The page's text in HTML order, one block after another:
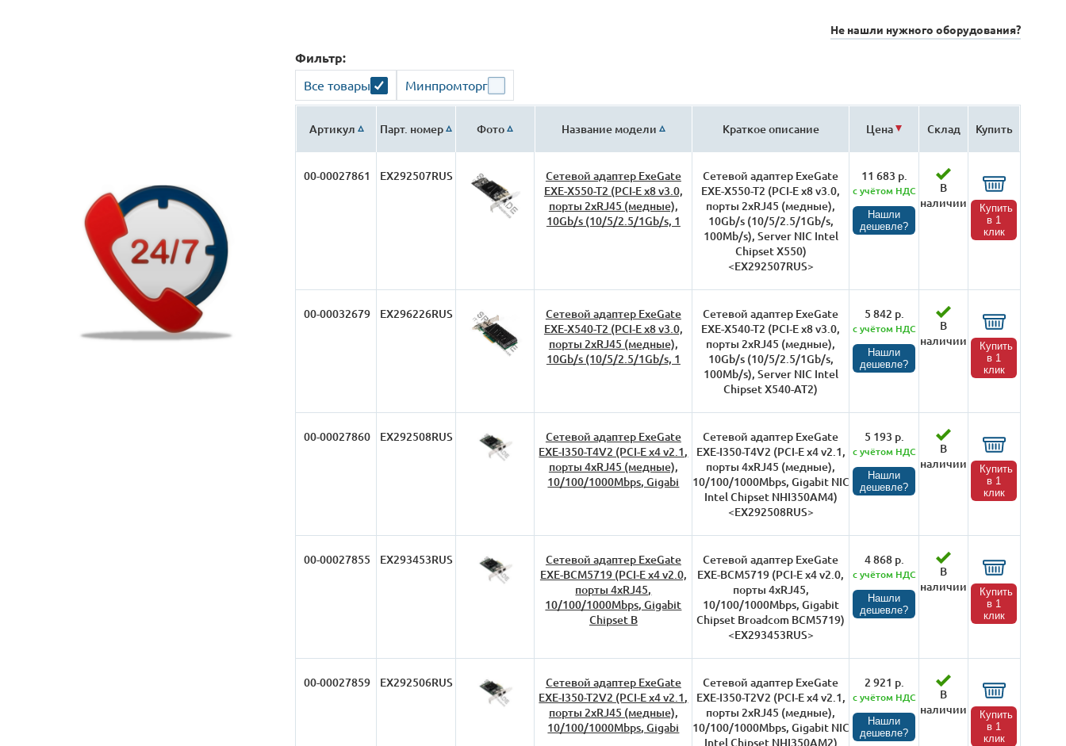
Не нашли нужного оборудования?
Фильтр:
Все товары Минпромторг
Артикул Парт. номер Фото Название модели Краткое описание Цена Склад Купить
00-00027861 EX292507RUS
Сетевой адаптер ExeGate
EXE-X550-T2 (PCI-E x8 v3.0,
порты 2xRJ45 (медные),
10Gb/s (10/5/2.5/1Gb/s, 1
Сетевой адаптер ExeGate
EXE-X550-T2 (PCI-E x8 v3.0,
порты 2xRJ45 (медные),
10Gb/s (10/5/2.5/1Gb/s,
100Mb/s), Server NIC Intel
Chipset X550)
<EX292507RUS>
11 683 р.
с учётом НДС
Нашли
дешевле?
В
наличии
Купить
в 1
клик
00-00032679 EX296226RUS
Сетевой адаптер ExeGate
EXE-X540-T2 (PCI-E x8 v3.0,
порты 2xRJ45 (медные),
10Gb/s (10/5/2.5/1Gb/s, 1
Сетевой адаптер ExeGate
EXE-X540-T2 (PCI-E x8 v3.0,
порты 2xRJ45 (медные),
10Gb/s (10/5/2.5/1Gb/s,
100Mb/s), Server NIC Intel
Chipset X540-AT2)
5 842 р.
с учётом НДС
Нашли
дешевле?
В
наличии
Купить
в 1
клик
00-00027860 EX292508RUS
Сетевой адаптер ExeGate
EXE-I350-T4V2 (PCI-E x4 v2.1,
порты 4xRJ45 (медные),
10/100/1000Mbps, Gigabi
Сетевой адаптер ExeGate
EXE-I350-T4V2 (PCI-E x4 v2.1,
порты 4xRJ45 (медные),
10/100/1000Mbps, Gigabit NIC
Intel Chipset NHI350AM4)
<EX292508RUS>
5 193 р.
с учётом НДС
Нашли
дешевле?
В
наличии
Купить
в 1
клик
00-00027855 EX293453RUS
Сетевой адаптер ExeGate
EXE-BCM5719 (PCI-E x4 v2.0,
порты 4xRJ45,
10/100/1000Mbps, Gigabit
Chipset B
Сетевой адаптер ExeGate
EXE-BCM5719 (PCI-E x4 v2.0,
порты 4xRJ45,
10/100/1000Mbps, Gigabit
Chipset Broadcom BCM5719)
<EX293453RUS>
4 868 р.
с учётом НДС
Нашли
дешевле?
В
наличии
Купить
в 1
клик
00-00027859 EX292506RUS
Сетевой адаптер ExeGate
EXE-I350-T2V2 (PCI-E x4 v2.1,
порты 2xRJ45 (медные),
10/100/1000Mbps, Gigabi
Сетевой адаптер ExeGate
EXE-I350-T2V2 (PCI-E x4 v2.1,
порты 2xRJ45 (медные),
10/100/1000Mbps, Gigabit NIC
Intel Chipset NHI350AM2)
2 921 р.
с учётом НДС
Нашли
дешевле?
В
наличии
Купить
в 1
клик